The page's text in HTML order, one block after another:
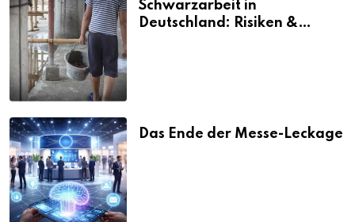
Schwarzarbeit in
Deutschland: Risiken &
Das Ende der Messe-Leckage